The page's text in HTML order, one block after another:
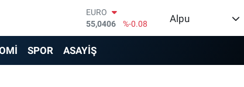
EURO
55,0406
%-0.08
STERLİN
64,2143
GRAM ALTIN
Alpu
SPOR ASAYİŞ